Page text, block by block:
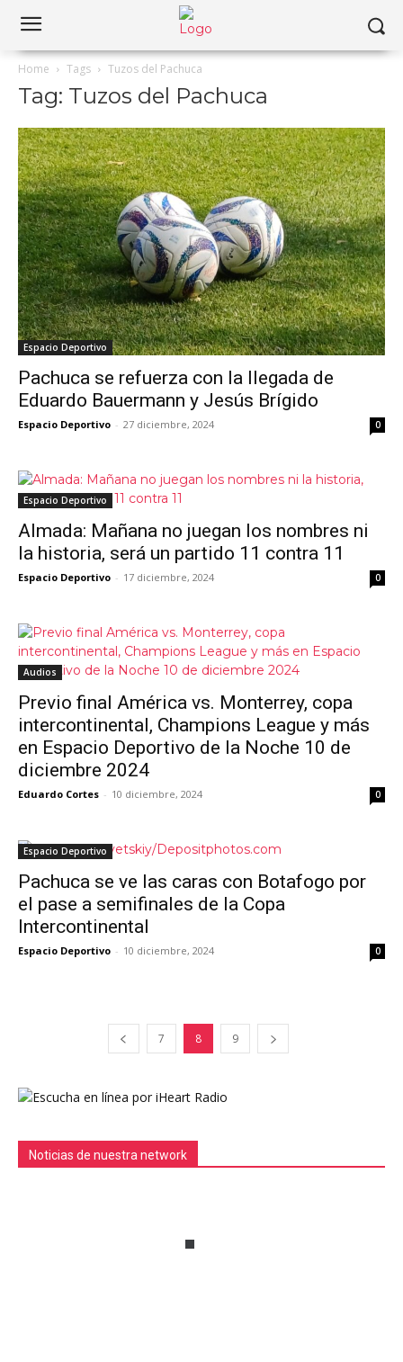
Home Tags Tuzos del Pachuca
Tag: Tuzos del Pachuca
Espacio Deportivo
Pachuca se refuerza con la llegada de
Eduardo Bauermann y Jesús Brígido
Espacio Deportivo - 27 diciembre, 2024 0
Espacio Deportivo
Almada: Mañana no juegan los nombres ni
la historia, será un partido 11 contra 11
Espacio Deportivo - 17 diciembre, 2024 0
Audios
Previo final América vs. Monterrey, copa
intercontinental, Champions League y más
en Espacio Deportivo de la Noche 10 de
diciembre 2024
Eduardo Cortes - 10 diciembre, 2024 0
Espacio Deportivo
Pachuca se ve las caras con Botafogo por
el pase a semifinales de la Copa
Intercontinental
Espacio Deportivo - 10 diciembre, 2024 0
7 8 9
Noticias de nuestra network